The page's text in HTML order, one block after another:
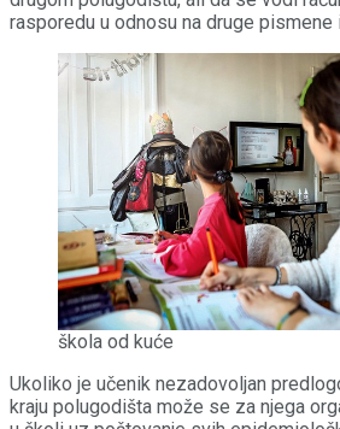
rasporedu u odnosu na druge pismene
škola od kuće
Ukoliko je učenik nezadovoljan
kraju polugodišta može se za njega